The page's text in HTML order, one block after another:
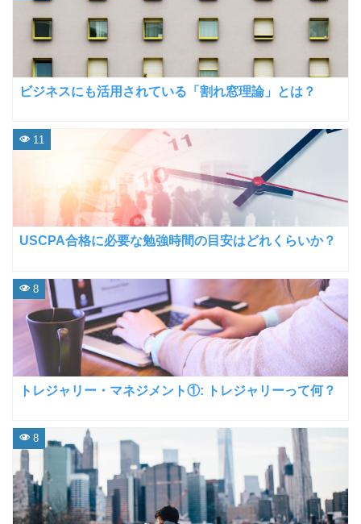
ビジネスにも活用されている「割れ窓理論」とは？
USCPA合格に必要な勉強時間の目安はどれくらいか？
11
トレジャリー・マネジメント①: トレジャリーって何？
8
8